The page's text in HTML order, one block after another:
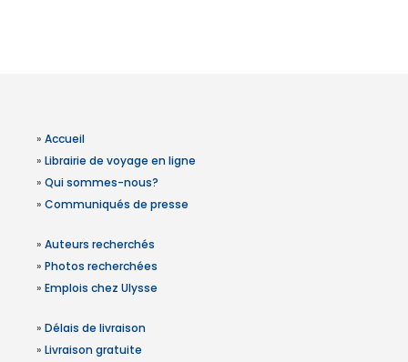
» Accueil
» Librairie de voyage en ligne
» Qui sommes-nous?
» Communiqués de presse
» Auteurs recherchés
» Photos recherchées
» Emplois chez Ulysse
» Délais de livraison
» Livraison gratuite